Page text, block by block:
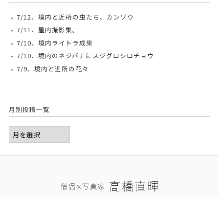
7/12、境内と近所の虫たち、カンゾウ
7/11、屋内撮影集。
7/10、境内ライトラ成果
7/10、境内のネジバナにスジグロシロチョウ
7/9、境内と近所の花々
月別投稿一覧